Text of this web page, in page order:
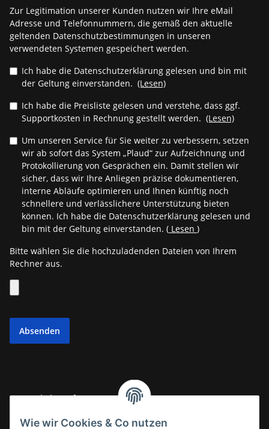
Zur Legitimation unserer Kunden nutzen wir Ihre eMail
Adresse und Telefonnummern, die gemäß den aktuelle
geltenden Datenschutzbestimmungen in unseren
verwendeten Systemen gespeichert werden.
Ich habe die Datenschutzerklärung gelesen und bin mit
der Geltung einverstanden. (Lesen)
Ich habe die Preisliste gelesen und verstehe, dass ggf.
Supportkosten in Rechnung gestellt werden. (Lesen)
Um unseren Service für Sie weiter zu verbessern, setzen
wir ab sofort das System „Plaud“ zur Aufzeichnung und
Protokollierung von Gesprächen ein. Damit stellen wir
sicher, dass wir Ihre Anliegen präzise dokumentieren,
interne Abläufe optimieren und Ihnen künftig noch
schnellere und verlässlichere Unterstützung bieten
können. Ich habe die Datenschutzerklärung gelesen und
bin mit der Geltung einverstanden. ( Lesen )
Bitte wählen Sie die hochzuladenden Dateien von Ihrem
Rechner aus.
Absenden
Gesetzliche Informationen
Wie wir Cookies & Co nutzen